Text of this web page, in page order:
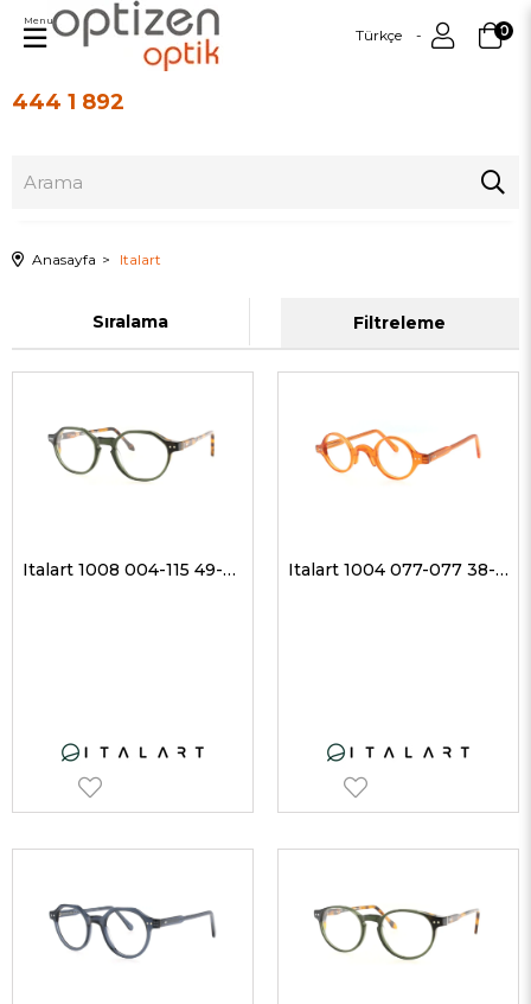
444 1 892
Türkçe 0
Menu
Anasayfa Italart
Filtreleme
Sıralama
Italart 1008 004-115 49-20 Unisex Optik Gözlükler Italart 1004 077-077 38-29 Unisex Optik Gözlükler